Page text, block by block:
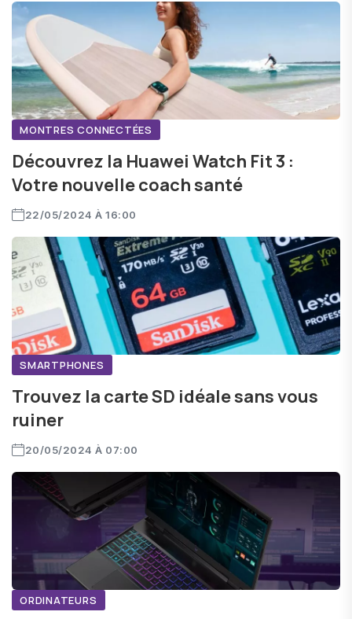
MONTRES CONNECTÉES
Découvrez la Huawei Watch Fit 3 :
Votre nouvelle coach santé
22/05/2024 À 16:00
SMARTPHONES
Trouvez la carte SD idéale sans vous
ruiner
20/05/2024 À 07:00
ORDINATEURS